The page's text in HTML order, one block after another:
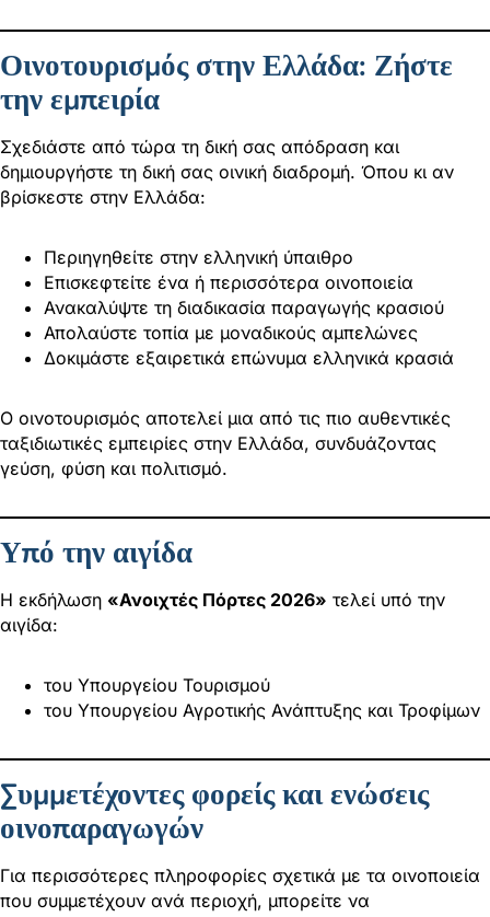
Οινοτουρισμός στην Ελλάδα: Ζήστε
την εμπειρία
Σχεδιάστε από τώρα τη δική σας απόδραση και
δημιουργήστε τη δική σας οινική διαδρομή. Όπου κι αν
βρίσκεστε στην Ελλάδα:
Περιηγηθείτε στην ελληνική ύπαιθρο
Επισκεφτείτε ένα ή περισσότερα οινοποιεία
Ανακαλύψτε τη διαδικασία παραγωγής κρασιού
Απολαύστε τοπία με μοναδικούς αμπελώνες
Δοκιμάστε εξαιρετικά επώνυμα ελληνικά κρασιά
Ο οινοτουρισμός αποτελεί μια από τις πιο αυθεντικές
ταξιδιωτικές εμπειρίες στην Ελλάδα, συνδυάζοντας
γεύση, φύση και πολιτισμό.
Υπό την αιγίδα
Η εκδήλωση «Ανοιχτές Πόρτες 2026» τελεί υπό την
αιγίδα:
του Υπουργείου Τουρισμού
του Υπουργείου Αγροτικής Ανάπτυξης και Τροφίμων
Συμμετέχοντες φορείς και ενώσεις
οινοπαραγωγών
Για περισσότερες πληροφορίες σχετικά με τα οινοποιεία
που συμμετέχουν ανά περιοχή, μπορείτε να